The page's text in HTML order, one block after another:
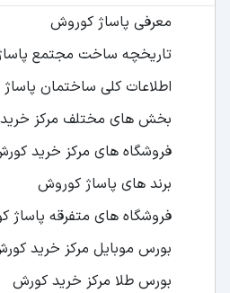
معرفی پاساژ کوروش
تاریخچه ساخت مجتمع
اطلاعات کلی ساختمان
بخش های مختلف مرکز
فروشگاه های مرکز خرید
برند های پاساژ کوروش
فروشگاه های متفرقه پاساژ
بورس موبایل مرکز خرید
بورس طلا مرکز خرید کورش